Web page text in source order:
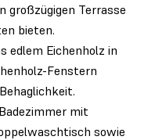
großzügigen Terrasse
bieten.
edlem Eichenholz in
Fenstern
mit
sowie